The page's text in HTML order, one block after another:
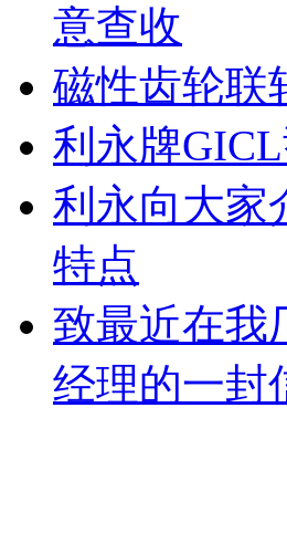
意查收
磁性齿轮联
利永牌
利永向大家
特点
致最近在我
经理的一封